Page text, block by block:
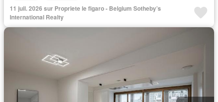
11 juil. 2026 sur Propriete le figaro - Belgium Sotheby’s
International Realty